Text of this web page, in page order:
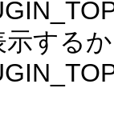
示する